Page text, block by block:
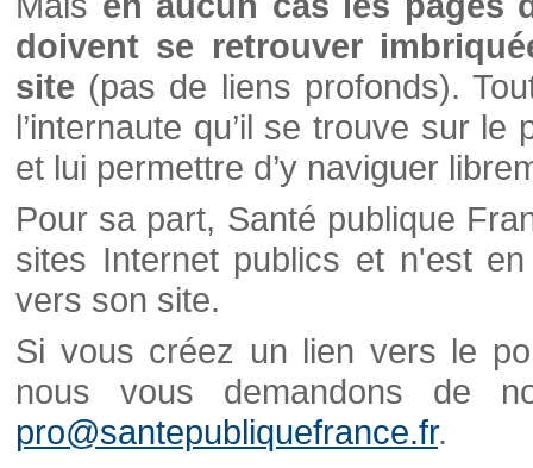
doivent se retrouver
site (pas de liens profonds).
l’internaute qu’il se trouve sur
et lui permettre d’y naviguer
Pour sa part, Santé publique
sites Internet publics et n'est
vers son site.
Si vous créez un lien vers le
nous vous demandons de
pro@santepubliquefrance.fr.